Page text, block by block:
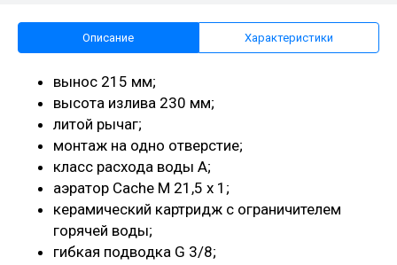
Описание Характеристики
вынос 215 мм;
высота излива 230 мм;
литой рычаг;
монтаж на одно отверстие;
класс расхода воды A;
аэратор Cache M 21,5 x 1;
керамический картридж с ограничителем
горячей воды;
гибкая подводка G 3/8;